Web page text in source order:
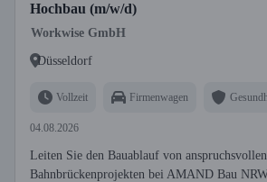
Hochbau (m/w/d)
Workwise GmbH
Düsseldorf
Vollzeit Firmenwagen
04.08.2026
Leiten Sie den Bauablauf von anspruchsvollen
Bahnbrückenprojekten bei AMAND Bau